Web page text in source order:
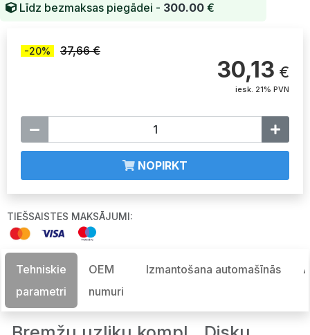
Līdz bezmaksas piegādei - 300.00 €
-20% 37,66 €
30,13 €
iesk. 21% PVN
NOPIRKT
TIEŠSAISTES MAKSĀJUMI:
Tehniskie
parametri
OEM
numuri
Izmantošana automašīnās